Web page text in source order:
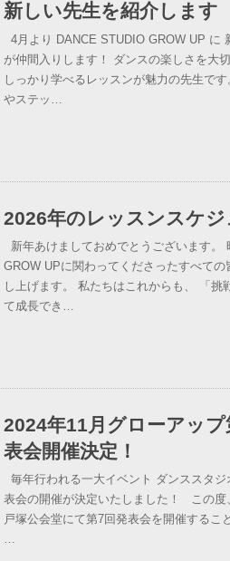
新しい先生を紹介します
4月より DANCE STUDIO GROW UP に
が仲間入りします！ ダンスの楽しさを大
しっかり学べるレッスンが魅力の先生で
やステッ…
2026年のレッスンスケジ
新年あけましておめでとうございます。
GROW UPに関わってくださったすべての
し上げます。 私たちはこれからも、 「挑
て成長でき…
2024年11月グローアッ
表会開催決定！
毎年行われる一大イベント ダンススタ
表会の開催が決定いたしました！ この度
戸塚公会堂にて第7回発表会を開催するこ
…